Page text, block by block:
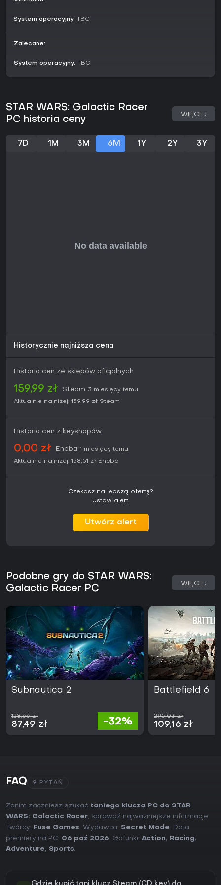
Wybór repulsorów oraz ich ulepszenia zapewniają
pojazdów zachęcają do eksperymentowania, by
w trybie solo, jak i w rywalizacji z innymi graczami,
otwierając nowe możliwości i poprawiając perspektywy na
Czy warto zagrać?
Gra jest adresowana do fanów wyścigów łączących
elementy przygodowe z rywalizacją wieloosobową.
tryby online pozwalają na pojedynki do dwunastu
uczestników. Jako tytuł planowany na październik 2026, bez
System operacyjny: TBC
Zalecane:
System operacyjny: TBC
STAR WARS: Galactic Racer
PC historia ceny
WIĘCEJ
7D 1M 3M 6M 1Y 2Y 3Y
Historycznie najniższa cena
Historia cen ze sklepów oficjalnych
159,99 zł Steam 3 miesięcy temu
Aktualnie najniżej: 159,99 zł Steam
Historia cen z keyshopów
0,00 zł Eneba 1 miesięcy temu
Aktualnie najniżej: 158,51 zł Eneba
Czekasz na lepszą ofertę?
Ustaw alert.
Utwórz alert
Podobne gry do STAR WARS:
Galactic Racer PC
WIĘCEJ
Subnautica 2
128,66 zł
87,49 zł -32%
Battlefield 6
295,03 zł
109,16 zł
FAQ 9 PYTAŃ
Zanim zaczniesz szukać taniego klucza PC do STAR
WARS: Galactic Racer, sprawdź najważniejsze informacje.
Twórcy:
Fuse Games. Wydawca: Secret Mode. Data
premiery na PC: 06 paź 2026. Gatunki: Action, Racing,
Adventure, Sports.
Gdzie kupić tani klucz Steam (CD key) do